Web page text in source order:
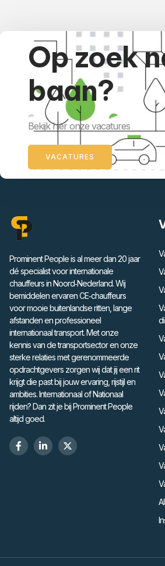
Op zoek
baan?
Bekijk hier onze vacatures
VACATURES
Prominent People is al meer dan 20 jaar
dé specialist voor internationale
chauffeurs in Noord‑Nederland. Wij
bemiddelen ervaren CE‑chauffeurs
voor mooie buitenlandse ritten, lange
afstanden en professioneel
internationaal transport. Met onze
kennis van de transportsector en onze
sterke relaties met gerenommeerde
opdrachtgevers zorgen wij dat jij een rit
krijgt die past bij jouw ervaring, rijstijl en
ambities. Internationaal of Nationaal
rijden? Dan zit je bij Prominent People
altijd goed.